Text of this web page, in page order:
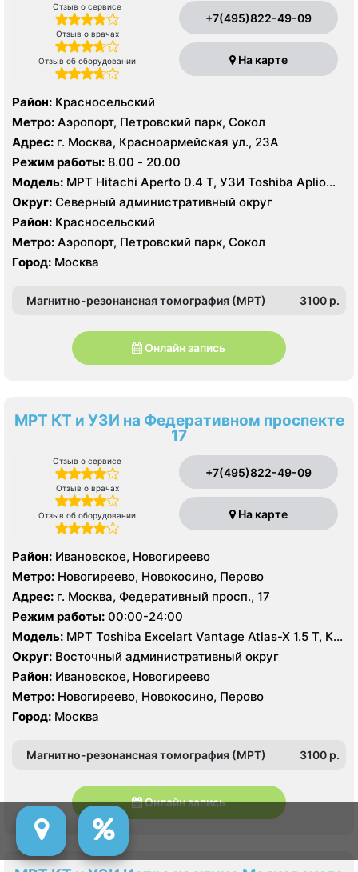
Отзыв о сервисе
Отзыв о врачах
Отзыв об оборудовании
+7(495)822-49-09
На карте
Район: Красносельский
Метро: Аэропорт, Петровский парк, Сокол
Адрес: г. Москва, Красноармейская ул., 23А
Режим работы: 8.00 - 20.00
Модель: МРТ Hitachi Aperto 0.4 Т, УЗИ Toshiba Aplio
TUS-A 500
Округ: Северный административный округ
Район: Красносельский
Метро: Аэропорт, Петровский парк, Сокол
Город: Москва
Магнитно-резонансная томография (МРТ) 3100 p.
Онлайн запись
МРТ КТ и УЗИ на Федеративном проспекте
17
Отзыв о сервисе
Отзыв о врачах
Отзыв об оборудовании
+7(495)822-49-09
На карте
Район: Ивановское, Новогиреево
Метро: Новогиреево, Новокосино, Перово
Адрес: г. Москва, Федеративный просп., 17
Режим работы: 00:00-24:00
Модель: МРТ Toshiba Excelart Vantage Atlas-X 1.5 T, КТ
Toshiba Aquilion 64 среза, УЗИ
Округ: Восточный административный округ
Район: Ивановское, Новогиреево
Метро: Новогиреево, Новокосино, Перово
Город: Москва
Магнитно-резонансная томография (МРТ) 3100 p.
Онлайн запись